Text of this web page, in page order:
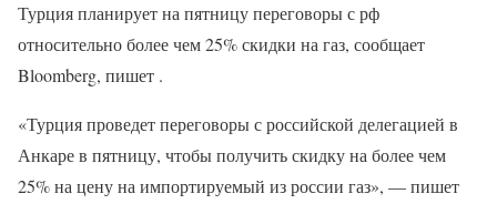
Турция планирует на пятницу переговоры с рф
относительно более чем 25% скидки на газ, сообщает
Bloomberg, пишет .
«Турция проведет переговоры с российской делегацией в
Анкаре в пятницу, чтобы получить скидку на более чем
25% на цену на импортируемый из россии газ», — пишет